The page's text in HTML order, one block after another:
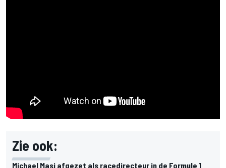
Zie ook:
Michael Masi afgezet als racedirecteur in de Formule 1